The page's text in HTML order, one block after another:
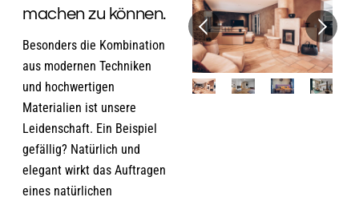
machen zu können.
Besonders die Kombination
aus modernen Techniken
und hochwertigen
Materialien ist unsere
Leidenschaft. Ein Beispiel
gefällig? Natürlich und
elegant wirkt das Auftragen
eines natürlichen